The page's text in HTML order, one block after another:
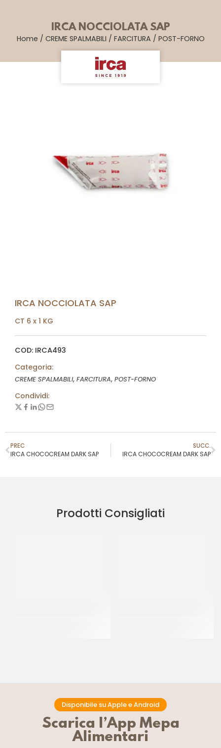
IRCA NOCCIOLATA SAP
Home / CREME SPALMABILI / FARCITURA / POST-FORNO
IRCA NOCCIOLATA SAP
CT 6 x 1 KG
COD: IRCA493
Categoria:
CREME SPALMABILI, FARCITURA, POST-FORNO
Condividi:
PREC
IRCA CHOCOCREAM DARK SAP
SUCC.
IRCA CHOCOCREAM DARK SAP
Prodotti Consigliati
Disponibile su Apple e Android
Scarica l’App Mepa
Alimentari